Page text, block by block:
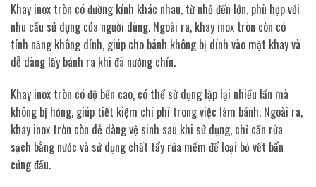
Khay inox tròn có đường kính khác nhau, từ nhỏ đến lớn, phù hợp với
nhu cầu sử dụng của người dùng. Ngoài ra, khay inox tròn còn có
tính năng không dính, giúp cho bánh không bị dính vào mặt khay và
dễ dàng lấy bánh ra khi đã nướng chín.
Khay inox tròn có độ bền cao, có thể sử dụng lặp lại nhiều lần mà
không bị hỏng, giúp tiết kiệm chi phí trong việc làm bánh. Ngoài ra,
khay inox tròn còn dễ dàng vệ sinh sau khi sử dụng, chỉ cần rửa
sạch bằng nước và sử dụng chất tẩy rửa mềm để loại bỏ vết bẩn
cứng đầu.